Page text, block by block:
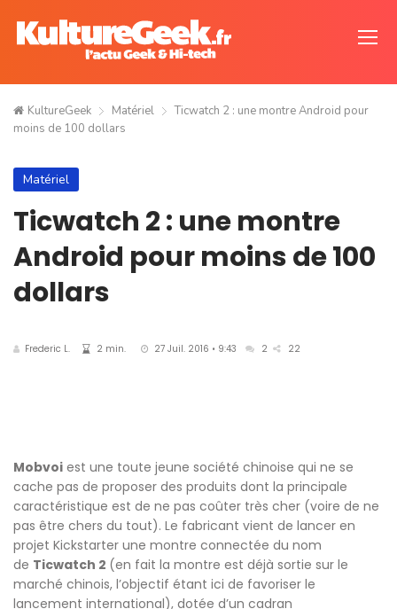
KultureGeek Matériel
Ticwatch 2 : une montre Android pour
moins de 100 dollars
Matériel
Ticwatch 2 : une montre
Android pour moins de 100
dollars
Frederic L. 2 min. 27 Juil. 2016 • 9:43 2 22
Mobvoi est une toute jeune société chinoise qui ne se
cache pas de proposer des produits dont la principale
caractéristique est de ne pas coûter très cher (voire de ne
pas être chers du tout). Le fabricant vient de lancer en
projet Kickstarter une montre connectée du nom
de Ticwatch 2 (en fait la montre est déjà sortie sur le
marché chinois, l’objectif étant ici de favoriser le
lancement international), dotée d’un cadran